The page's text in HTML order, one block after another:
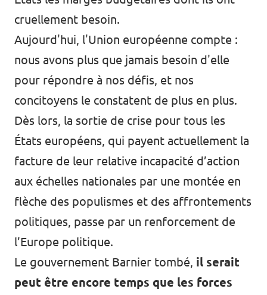
cruellement besoin.
Aujourd'hui, l'Union européenne compte :
nous avons plus que jamais besoin d'elle
pour répondre à nos défis, et nos
concitoyens le constatent de plus en plus.
Dès lors, la sortie de crise pour tous les
États européens, qui payent actuellement la
facture de leur relative incapacité d’action
aux échelles nationales par une montée en
flèche des populismes et des affrontements
politiques, passe par un renforcement de
l’Europe politique.
Le gouvernement Barnier tombé, il serait
peut être encore temps que les forces